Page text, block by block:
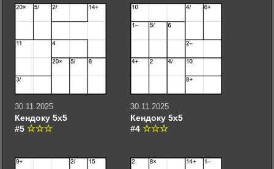
30.11.2025
Кендоку 5х5
#5
30.11.2025
Кендоку 5х5
#4